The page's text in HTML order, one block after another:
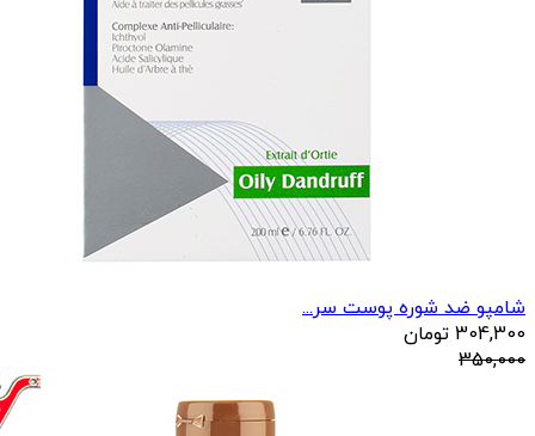
شامپو ضد شوره پوست سر...
304,300 تومان
350,000